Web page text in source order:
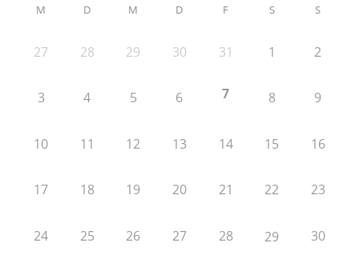
M D M D F S S
27 28 29 30 31 1 2
3 4 5 6 7 8 9
10 11 12 13 14 15 16
17 18 19 20 21 22 23
24 25 26 27 28 29 30